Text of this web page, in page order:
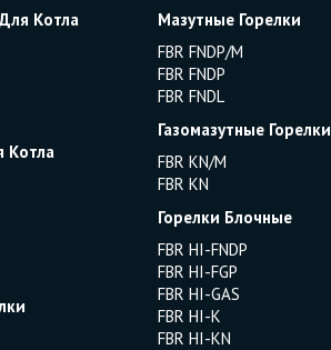
Котла
Котла
Мазутные Горелки
FBR FNDP/M
FBR FNDP
FBR FNDL
Газомазутные Горелки
FBR KN/M
FBR KN
Горелки Блочные
FBR HI-FNDP
FBR HI-FGP
FBR HI-GAS
FBR HI-K
FBR HI-KN